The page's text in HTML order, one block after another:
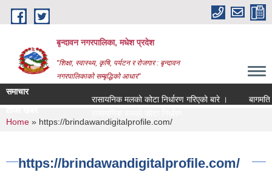
Skip to main content
बृन्दावन नगरपालिका, मधेश प्रदेश
"शिक्षा, स्वास्थ्य, कृषि, पर्यटन र रोजगार : बृन्दावन
नगरपालिकाको सम्बृद्धिको आधार"
समाचार
रासायनिक मलको कोटा निर्धारण गरिएको बारे ।
बागमति
You are here
Home » https://brindawandigitalprofile.com/
https://brindawandigitalprofile.com/